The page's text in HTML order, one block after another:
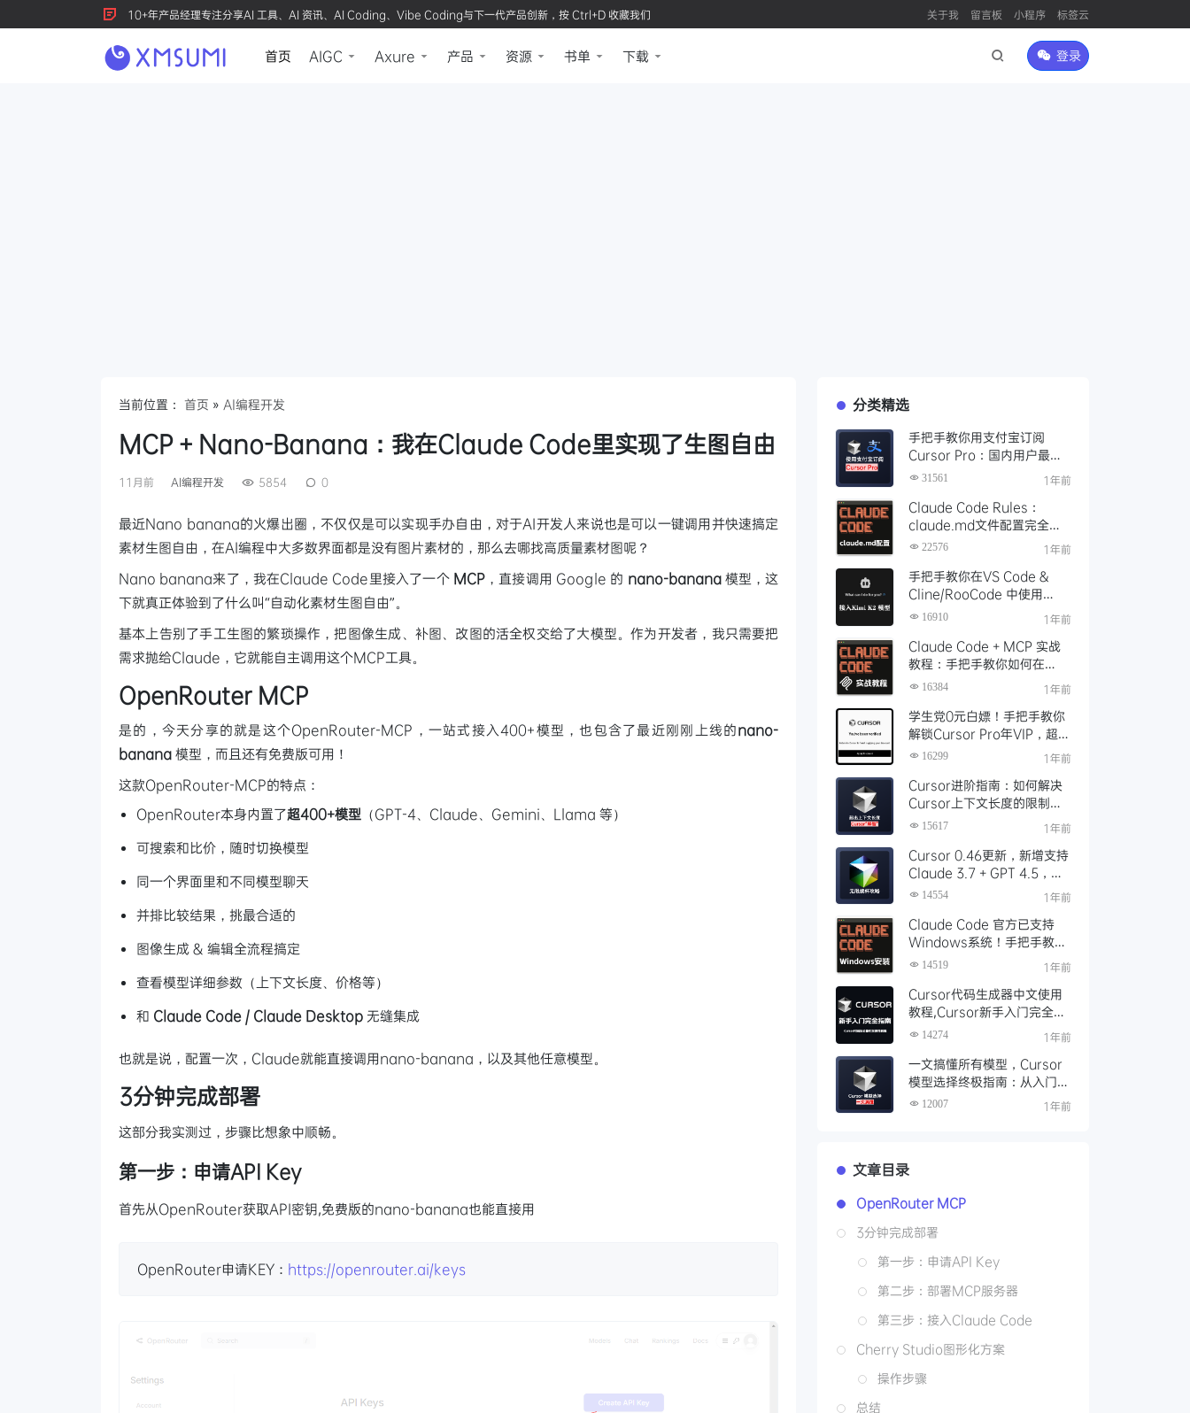
10+年产品经理专注分享AI 工具、AI 资讯、AI Coding、Vibe Coding与下一代产品创新，按 Ctrl+D 收藏我们 关于我 留言板 小程序 标签云
首页 AIGC Axure 产品 资源 书单 下载 登录
当前位置： 首页 » AI编程开发
MCP + Nano-Banana：我在Claude Code里实现了生图自由
11月前 AI编程开发 5854 0
最近Nano banana的火爆出圈，不仅仅是可以实现手办自由，对于AI开发人来说也是可以一键调用并快速搞定
素材生图自由，在AI编程中大多数界面都是没有图片素材的，那么去哪找高质量素材图呢？
Nano banana来了，我在Claude Code里接入了一个 MCP，直接调用 Google 的 nano-banana模型，这
下就真正体验到了什么叫“自动化素材生图自由”。
基本上告别了手工生图的繁琐操作，把图像生成、补图、改图的活全权交给了大模型。作为开发者，我只需要把
需求抛给Claude，它就能自主调用这个MCP工具。
OpenRouter MCP
是的，今天分享的就是这个OpenRouter-MCP，一站式接入400+模型，也包含了最近刚刚上线的nano-
banana 模型，而且还有免费版可用！
这款OpenRouter-MCP的特点：
OpenRouter本身内置了超400+模型 （GPT-4、Claude、Gemini、Llama 等）
可搜索和比价，随时切换模型
同一个界面里和不同模型聊天
并排比较结果，挑最合适的
图像生成 & 编辑全流程搞定
查看模型详细参数（上下文长度、价格等）
和 Claude Code / Claude Desktop 无缝集成
也就是说，配置一次，Claude就能直接调用nano-banana，以及其他任意模型。
3分钟完成部署
这部分我实测过，步骤比想象中顺畅。
第一步：申请API Key
首先从OpenRouter获取API密钥,免费版的nano-banana也能直接用
OpenRouter申请KEY： https://openrouter.ai/keys
分类精选
手把手教你用支付宝订阅
Cursor Pro：国内用户最全
开通教程（附取消自动扣费）
31561 1年前
Claude Code Rules：
claude.md文件配置完全指
南 22576 1年前
手把手教你在VS Code &
Cline/RooCode 中使用
Kimi K2 模型，配置实录+开
16910 1年前
Claude Code + MCP 实战
教程：手把手教你如何在
Claude Code里面使用MCP
16384 1年前
学生党0元白嫖！手把手教你
解锁Cursor Pro年VIP，超详
细申请教程（附避坑指南）
16299 1年前
Cursor进阶指南：如何解决
Cursor上下文长度的限制超
出后”降智“问题
15617 1年前
Cursor 0.46更新，新增支持
Claude 3.7 + GPT 4.5，
Cursor Pro 无限续杯攻略，
14554 1年前
Claude Code 官方已支持
Windows系统！手把手教你
免费安装使用Claude Code
14519 1年前
Cursor代码生成器中文使用
教程,Cursor新手入门完全指
南,全网最全面详细的Cursor
14274 1年前
一文搞懂所有模型，Cursor
模型选择终极指南：从入门到
精通12007 1年前
文章目录
OpenRouter MCP
3分钟完成部署
第一步：申请API Key
第二步：部署MCP服务器
第三步：接入Claude Code
Cherry Studio图形化方案
操作步骤
总结